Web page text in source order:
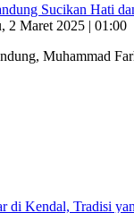
Sucikan Hati
2 Maret 2025 | 01:00
Muhammad
di Kendal, Tradisi